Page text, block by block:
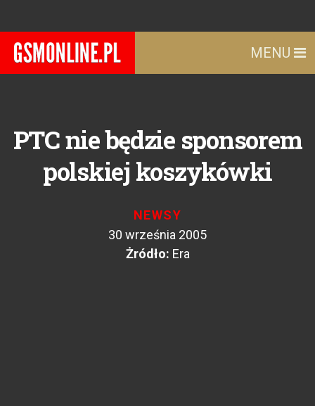
MENU
PTC nie będzie sponsorem
polskiej koszykówki
NEWSY
30 września 2005
Żródło: Era